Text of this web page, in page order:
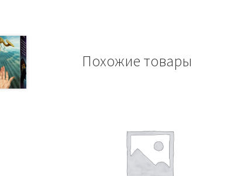
Похожие товары